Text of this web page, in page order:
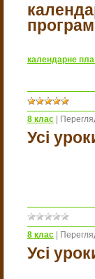
календарне
8 клас
Усі
8 клас
Усі